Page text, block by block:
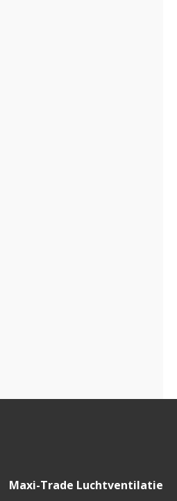
Maxi-Trade Luchtventilatie